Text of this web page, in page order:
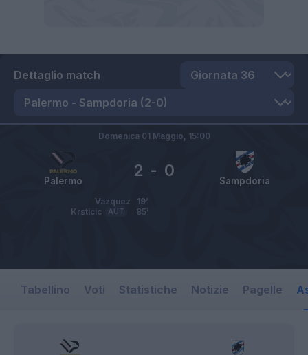
Dettaglio match
Palermo Sampdoria
2 - 0
Domenica 01 Maggio, 15:00
Vazquez
19’
Krsticic
AUT 85’
Tabellino Voti Statistiche Notizie Pagelle